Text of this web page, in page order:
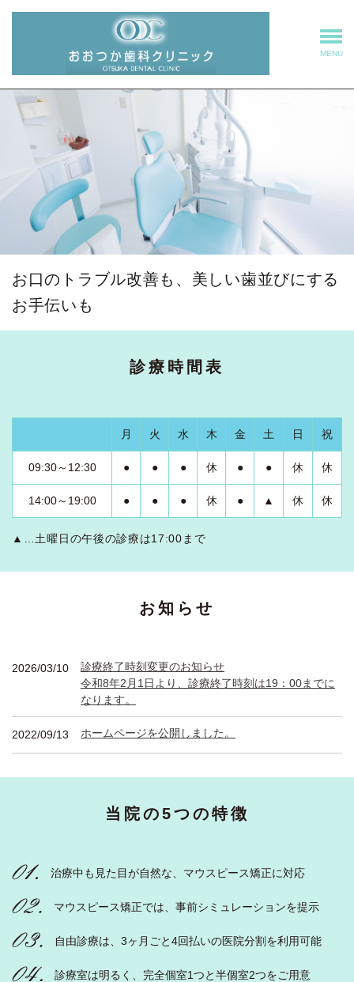
MENU
お口のトラブル改善も、美しい歯並びにする
お手伝いも
診療時間表
月 火 水 木 金 土 日 祝
09:30～12:30 ● ● ● 休 ● ● 休 休
14:00～19:00 ● ● ● 休 ● ▲ 休 休
▲…土曜日の午後の診療は17:00まで
お知らせ
2026/03/10
診療終了時刻変更のお知らせ
令和8年2月1日より、診療終了時刻は19：00までに
なります。
2022/09/13 ホームページを公開しました。
当院の5つの特徴
治療中も見た目が自然な、マウスピース矯正に対応
マウスピース矯正では、事前シミュレーションを提示
自由診療は、3ヶ月ごと4回払いの医院分割を利用可能
診療室は明るく、完全個室1つと半個室2つをご用意